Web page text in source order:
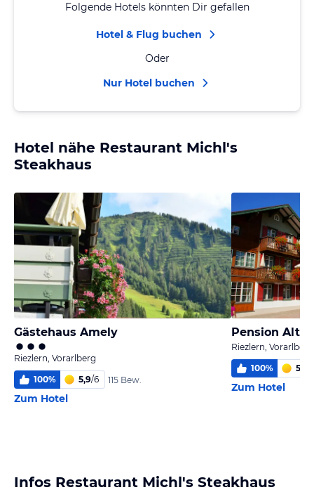
Folgende Hotels könnten Dir gefallen
Hotel & Flug buchen
Oder
Nur Hotel buchen
Hotel nähe Restaurant Michl's
Steakhaus
Gästehaus Amely
Riezlern, Vorarlberg
100% 5,9/6 115 Bew.
Zum Hotel
Pension
Riezlern, Vorarlberg
100% 5,9
Zum Hotel
Infos Restaurant Michl's Steakhaus